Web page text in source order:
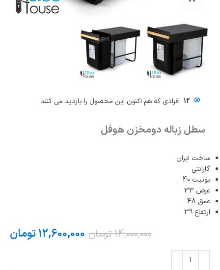
12 افرادی که هم اکنون این محصول را بازدید می کنند
سطل زباله دومخزن هوفل
ساخت ایران
گارانتی
یونیت 40
عرض 33
عمق 48
ارتفاع 39
14,000,000 تومان 12,600,000تومان